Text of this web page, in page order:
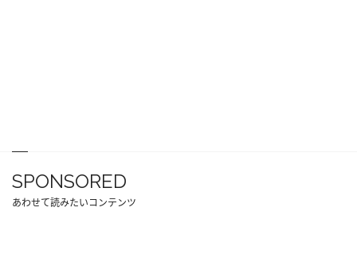
SPONSORED
あわせて読みたいコンテンツ